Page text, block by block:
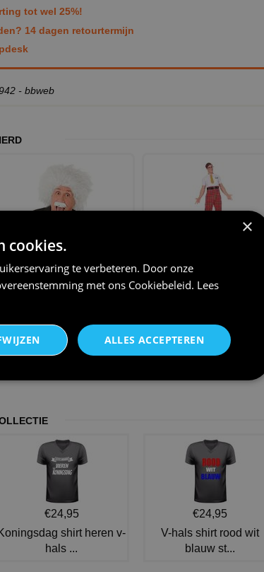
tot wel 25%!
14 dagen retourtermijn
- bbweb
Einstein pruik en snor
professor nerd
€ 12,95
Sukkeltje van de klas
€24,95
Koningsdag shirt heren v-
hals ...
€24,95
V-hals shirt rood wit
blauw st...
×
cookies.
te verbeteren. Door onze
met ons Cookiebeleid. Lees
ALLES ACCEPTEREN